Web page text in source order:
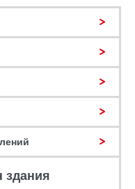
здания